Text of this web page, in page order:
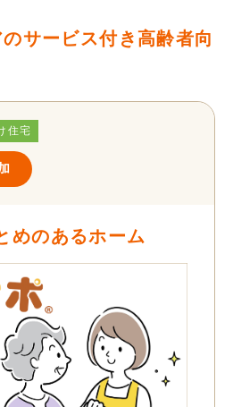
サービス付き高齢者向
住宅
めのあるホーム